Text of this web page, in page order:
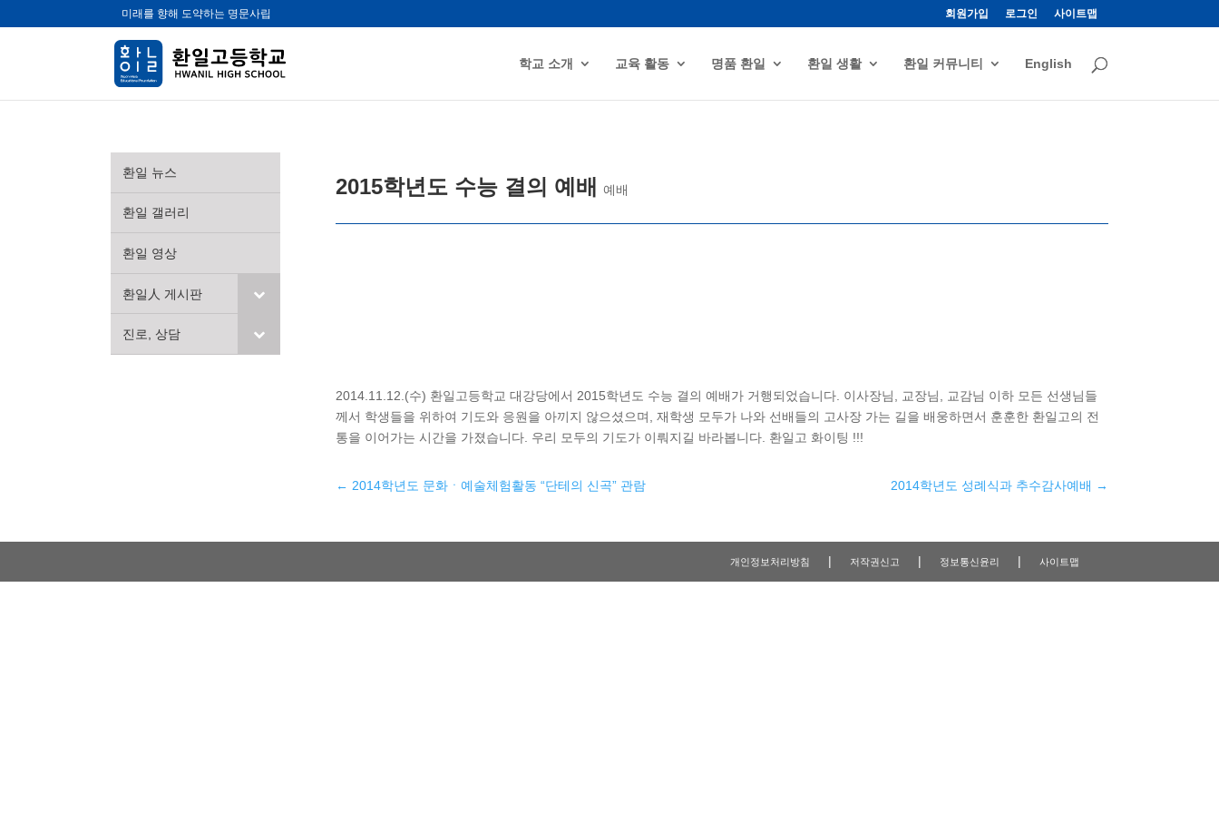
미래를 향해 도약하는 명문사립 회원가입 로그인 사이트맵
학교 소개 교육 활동 명품 환일 환일 생활 환일 커뮤니티 English
2015학년도 수능 결의 예배 예배
2014.11.12.(수) 환일고등학교 대강당에서 2015학년도 수능 결의 예배가 거행되었습니다. 이사장님, 교장님, 교감님 이하 모든 선생님들
께서 학생들을 위하여 기도와 응원을 아끼지 않으셨으며, 재학생 모두가 나와 선배들의 고사장 가는 길을 배웅하면서 훈훈한 환일고의 전
통을 이어가는 시간을 가졌습니다. 우리 모두의 기도가 이뤄지길 바라봅니다. 환일고 화이팅 !!!
← 2014학년도 문화ㆍ예술체험활동 “단테의 신곡” 관람 2014학년도 성례식과 추수감사예배 →
환일 뉴스
환일 갤러리
환일 영상
환일人 게시판
진로, 상담
개인정보처리방침 | 저작권신고 | 정보통신윤리 | 사이트맵